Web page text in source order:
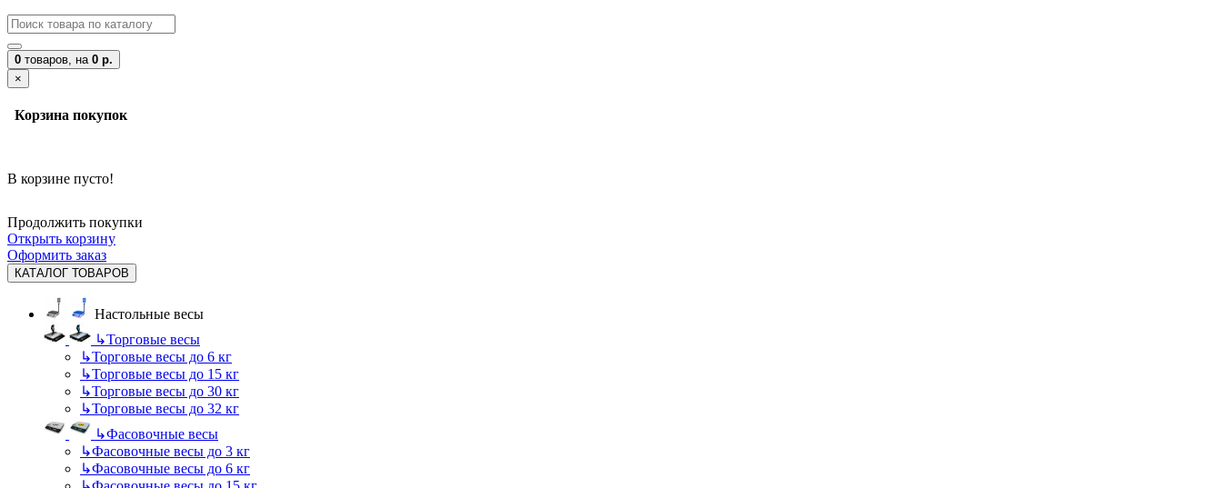
0 товаров, на 0 р.
×
Корзина покупок
В корзине пусто!
Продолжить покупки
Открыть корзину
Оформить заказ
КАТАЛОГ ТОВАРОВ
Настольные весы
↳Торговые весы
↳Торговые весы до 6 кг
↳Торговые весы до 15 кг
↳Торговые весы до 30 кг
↳Торговые весы до 32 кг
↳Фасовочные весы
↳Фасовочные весы до 3 кг
↳Фасовочные весы до 6 кг